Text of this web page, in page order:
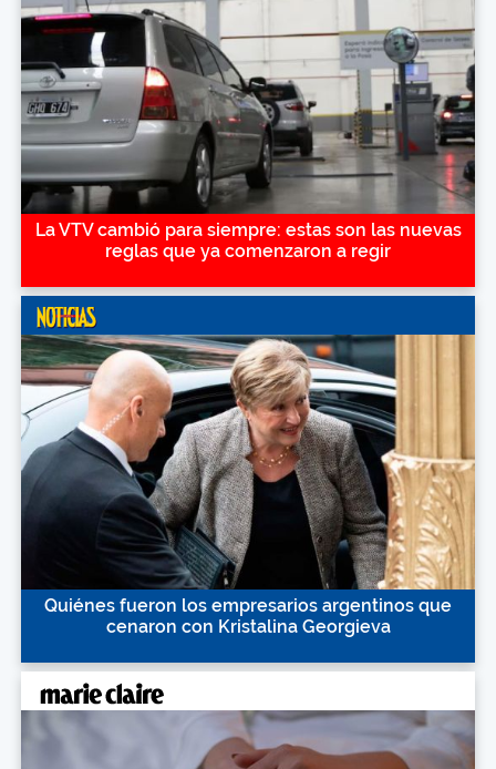
La VTV cambió para siempre: estas son las nuevas
reglas que ya comenzaron a regir
Quiénes fueron los empresarios argentinos que
cenaron con Kristalina Georgieva